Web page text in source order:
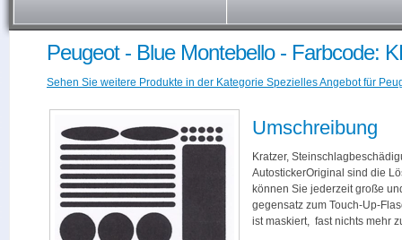
Peugeot - Blue Montebello - Farbcode:
Sehen Sie weitere Produkte in der Kategorie Spezielles Angebot für
Umschreibung
Kratzer,
AutostickerOriginal sind die
können Sie jederzeit große
gegensatz zum Touch-Up-
ist maskiert, fast nichts mehr